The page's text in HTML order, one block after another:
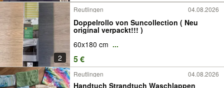
2
Reutlingen 04.08.2026
Doppelrollo von Suncollection ( Neu
original verpackt!!! )
60x180 cm ...
5 €
Reutlingen 04.08.2026
Handtuch Strandtuch Waschlappen